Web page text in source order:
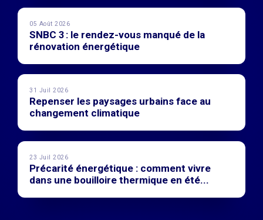
05 Août 2026
SNBC 3 : le rendez-vous manqué de la
rénovation énergétique
31 Juil 2026
Repenser les paysages urbains face au
changement climatique
23 Juil 2026
Précarité énergétique : comment vivre
dans une bouilloire thermique en été...